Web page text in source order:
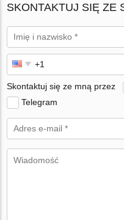
SKONTAKTUJ SIĘ ZE
Skontaktuj się ze mną przez
Telegram